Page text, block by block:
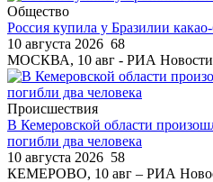
Общество
Россия купила у Бразилии
10 августа 2026 68
МОСКВА, 10 авг - РИА
Происшествия
В Кемеровской области
погибли два человека
10 августа 2026 58
КЕМЕРОВО, 10 авг – РИА